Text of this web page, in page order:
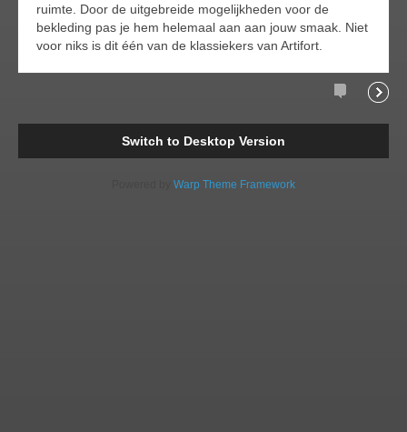
ruimte. Door de uitgebreide mogelijkheden voor de
bekleding pas je hem helemaal aan aan jouw smaak. Niet
voor niks is dit één van de klassiekers van Artifort.
Comments
Switch to Desktop Version
Warp Theme Framework